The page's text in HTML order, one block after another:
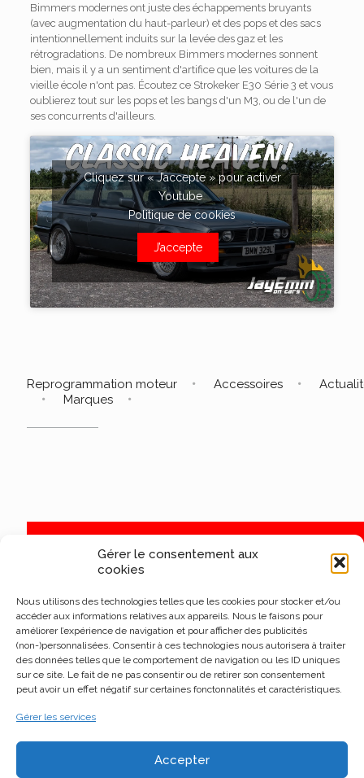
Gérer le consentement aux
cookies
Nous utilisons des technologies telles que les cookies pour stocker et/ou
accéder aux informations relatives aux appareils. Nous le faisons pour
améliorer l’expérience de navigation et pour afficher des publicités
(non-)personnalisées. Consentir à ces technologies nous autorisera à traiter
des données telles que le comportement de navigation ou les ID uniques
sur ce site. Le fait de ne pas consentir ou de retirer son consentement
peut avoir un effet négatif sur certaines fonctonnalités et caractéristiques.
Gérer les services
Accepter
Bimmers modernes ont juste des échappements bruyants
(avec augmentation du haut-parleur) et des pops et des sacs
intentionnellement induits sur la levée des gaz et les
rétrogradations. De nombreux Bimmers modernes sonnent
bien, mais il y a un sentiment d'artifice que les voitures de la
vieille école n'ont pas. Écoutez ce Strokeker E30 Série 3 et vous
oublierez tout sur les pops et les bangs d'un M3, ou de l'un de
ses concurrents d'ailleurs.
Cliquez sur « J’accepte » pour activer
Youtube
Politique de cookies
J’accepte
Reprogrammation moteur Accessoires
Marques